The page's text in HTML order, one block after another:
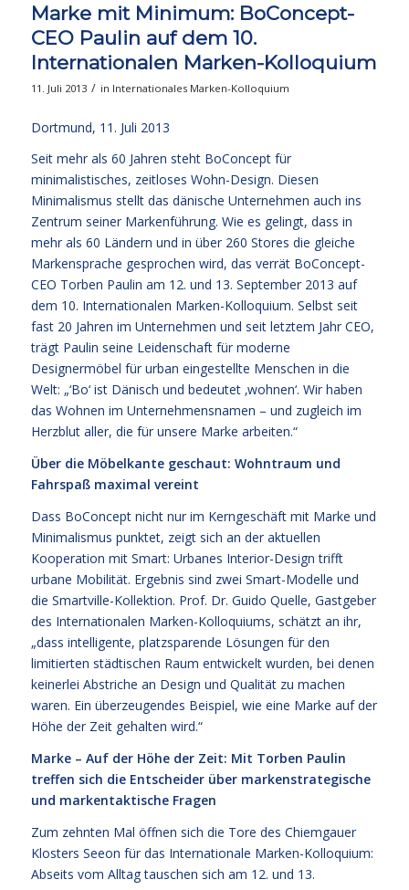
Marke mit Minimum: BoConcept-
CEO Paulin auf dem 10.
Internationalen Marken-Kolloquium
11. Juli 2013 / in Internationales Marken-Kolloquium
Dortmund, 11. Juli 2013
Seit mehr als 60 Jahren steht BoConcept für
minimalistisches, zeitloses Wohn-Design. Diesen
Minimalismus stellt das dänische Unternehmen auch ins
Zentrum seiner Markenführung. Wie es gelingt, dass in
mehr als 60 Ländern und in über 260 Stores die gleiche
Markensprache gesprochen wird, das verrät BoConcept-
CEO Torben Paulin am 12. und 13. September 2013 auf
dem 10. Internationalen Marken-Kolloquium. Selbst seit
fast 20 Jahren im Unternehmen und seit letztem Jahr CEO,
trägt Paulin seine Leidenschaft für moderne
Designermöbel für urban eingestellte Menschen in die
Welt: „‘Bo‘ ist Dänisch und bedeutet ‚wohnen‘. Wir haben
das Wohnen im Unternehmensnamen – und zugleich im
Herzblut aller, die für unsere Marke arbeiten.“
Über die Möbelkante geschaut: Wohntraum und
Fahrspaß maximal vereint
Dass BoConcept nicht nur im Kerngeschäft mit Marke und
Minimalismus punktet, zeigt sich an der aktuellen
Kooperation mit Smart: Urbanes Interior-Design trifft
urbane Mobilität. Ergebnis sind zwei Smart-Modelle und
die Smartville-Kollektion. Prof. Dr. Guido Quelle, Gastgeber
des Internationalen Marken-Kolloquiums, schätzt an ihr,
„dass intelligente, platzsparende Lösungen für den
limitierten städtischen Raum entwickelt wurden, bei denen
keinerlei Abstriche an Design und Qualität zu machen
waren. Ein überzeugendes Beispiel, wie eine Marke auf der
Höhe der Zeit gehalten wird.“
Marke – Auf der Höhe der Zeit: Mit Torben Paulin
treffen sich die Entscheider über markenstrategische
und markentaktische Fragen
Zum zehnten Mal öffnen sich die Tore des Chiemgauer
Klosters Seeon für das Internationale Marken-Kolloquium:
Abseits vom Alltag tauschen sich am 12. und 13.